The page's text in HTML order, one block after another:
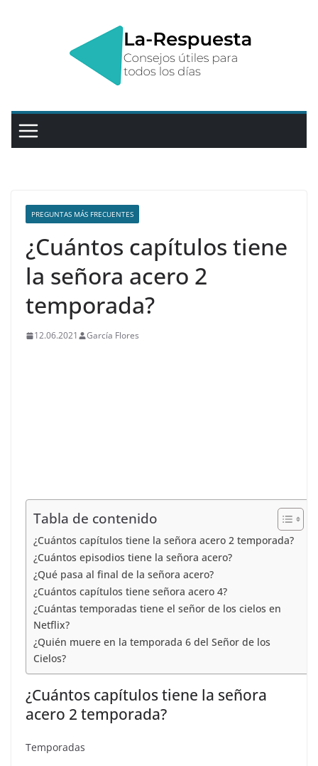
PREGUNTAS MÁS FRECUENTES
¿Cuántos capítulos tiene
la señora acero 2
temporada?
12.06.2021 García Flores
Tabla de contenido
¿Cuántos capítulos tiene la señora acero 2 temporada?
¿Cuántos episodios tiene la señora acero?
¿Qué pasa al final de la señora acero?
¿Cuántos capítulos tiene señora acero 4?
¿Cuántas temporadas tiene el señor de los cielos en
Netflix?
¿Quién muere en la temporada 6 del Señor de los
Cielos?
¿Cuántos capítulos tiene la señora
acero 2 temporada?
Temporadas